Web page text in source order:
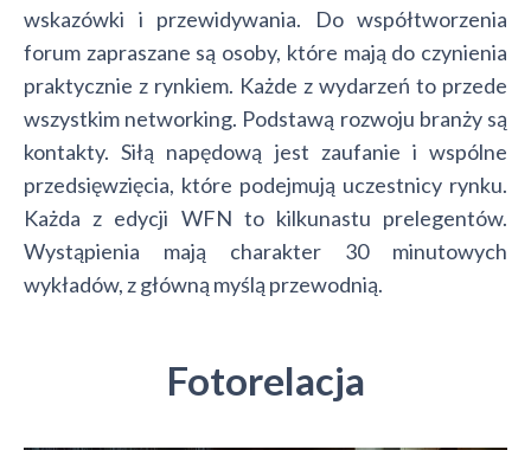
wskazówki i przewidywania. Do współtworzenia
forum zapraszane są osoby, które mają do czynienia
praktycznie z rynkiem. Każde z wydarzeń to przede
wszystkim networking. Podstawą rozwoju branży są
kontakty. Siłą napędową jest zaufanie i wspólne
przedsięwzięcia, które podejmują uczestnicy rynku.
Każda z edycji WFN to kilkunastu prelegentów.
Wystąpienia mają charakter 30 minutowych
wykładów, z główną myślą przewodnią.
Fotorelacja